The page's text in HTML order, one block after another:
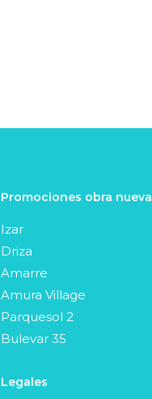
Promociones obra nueva
Izar
Driza
Amarre
Amura Village
Parquesol 2
Bulevar 35
Legales